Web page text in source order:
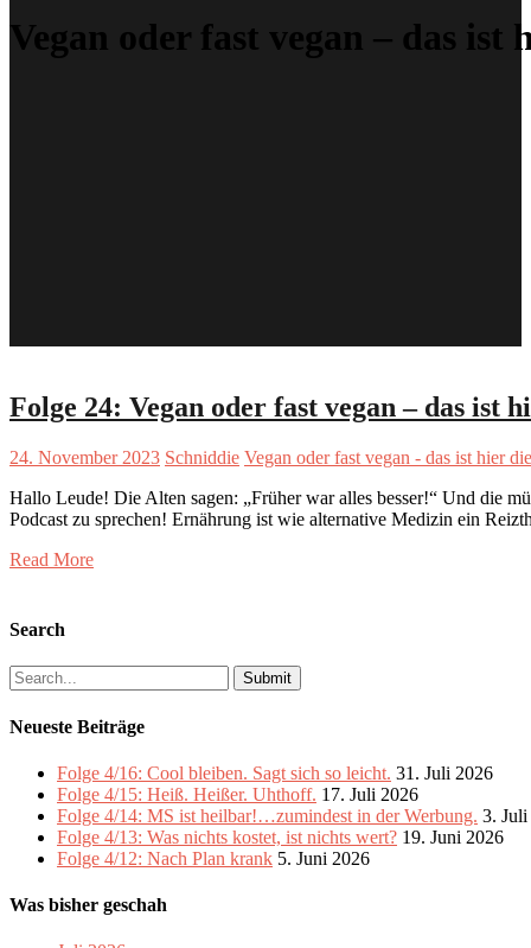
Vegan oder fast vegan – das ist
Folge 24: Vegan oder fast vegan – das ist
24. November 2023 Schniddie Vegan oder fast vegan - das ist hier
Hallo Leude! Die Alten sagen: „Früher war alles besser!“ Und die
Podcast zu sprechen! Ernährung ist wie alternative Medizin ein
Read More
Search
Search
for:
Neueste Beiträge
Folge 4/16: Cool bleiben. Sagt sich so leicht. 31. Juli 2026
Folge 4/15: Heiß. Heißer. Uhthoff. 17. Juli 2026
Folge 4/14: MS ist heilbar!…zumindest in der Werbung. 3.
Folge 4/13: Was nichts kostet, ist nichts wert? 19. Juni 2026
Folge 4/12: Nach Plan krank 5. Juni 2026
Was bisher geschah